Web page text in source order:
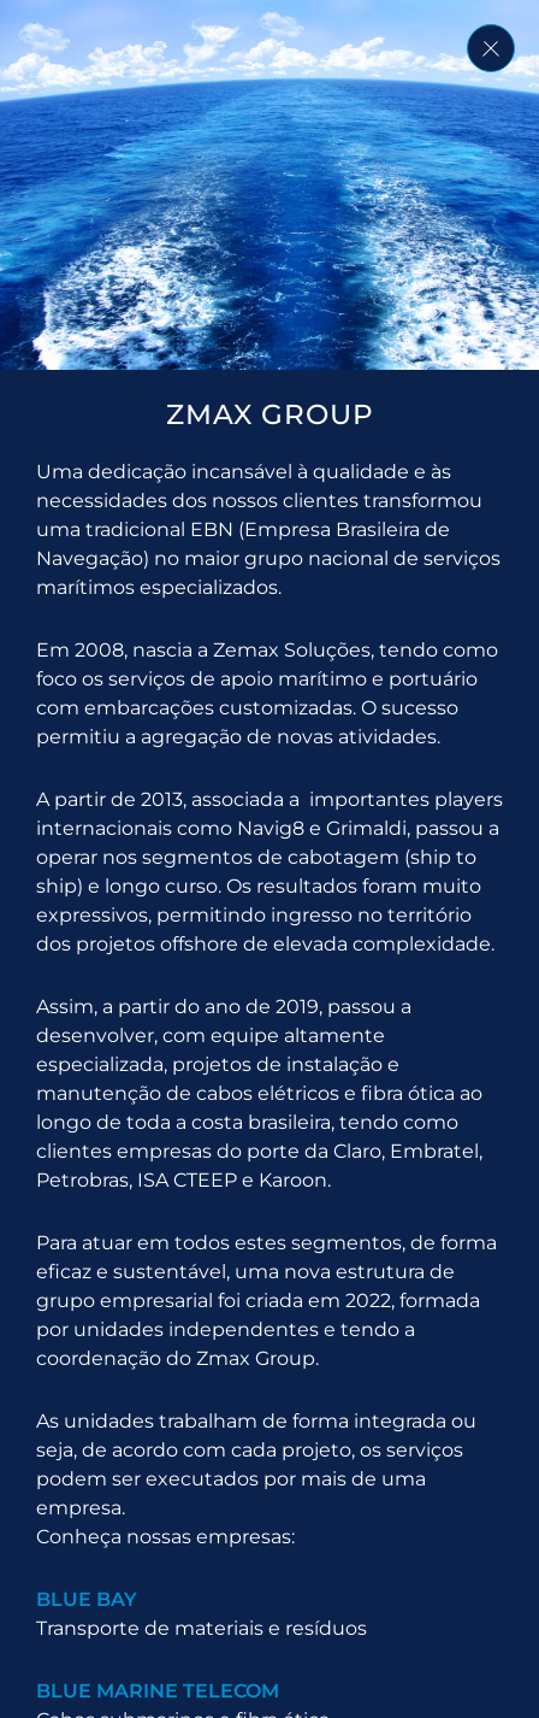
ZMAX GROUP
Uma dedicação incansável à qualidade e às
necessidades dos nossos clientes transformou
uma tradicional EBN (Empresa Brasileira de
Navegação) no maior grupo nacional de serviços
marítimos especializados.
Em 2008, nascia a Zemax Soluções, tendo como
foco os serviços de apoio marítimo e portuário
com embarcações customizadas. O sucesso
permitiu a agregação de novas atividades.
A partir de 2013, associada a importantes players
internacionais como Navig8 e Grimaldi, passou a
operar nos segmentos de cabotagem (ship to
ship) e longo curso. Os resultados foram muito
expressivos, permitindo ingresso no território
dos projetos offshore de elevada complexidade.
Assim, a partir do ano de 2019, passou a
desenvolver, com equipe altamente
especializada, projetos de instalação e
manutenção de cabos elétricos e fibra ótica ao
longo de toda a costa brasileira, tendo como
clientes empresas do porte da Claro, Embratel,
Petrobras, ISA CTEEP e Karoon.
Para atuar em todos estes segmentos, de forma
eficaz e sustentável, uma nova estrutura de
grupo empresarial foi criada em 2022, formada
por unidades independentes e tendo a
coordenação do Zmax Group.
As unidades trabalham de forma integrada ou
seja, de acordo com cada projeto, os serviços
podem ser executados por mais de uma
empresa.
Conheça nossas empresas:
BLUE BAY
Transporte de materiais e resíduos
BLUE MARINE TELECOM